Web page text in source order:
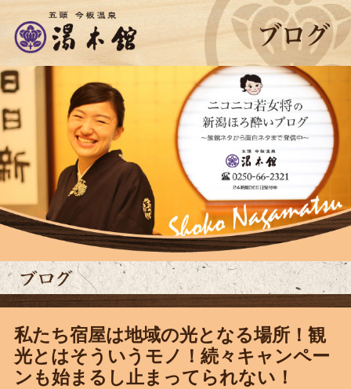
私たち宿屋は地域の光となる場所！観
光とはそういうモノ！続々キャンペー
ンも始まるし止まってられない！